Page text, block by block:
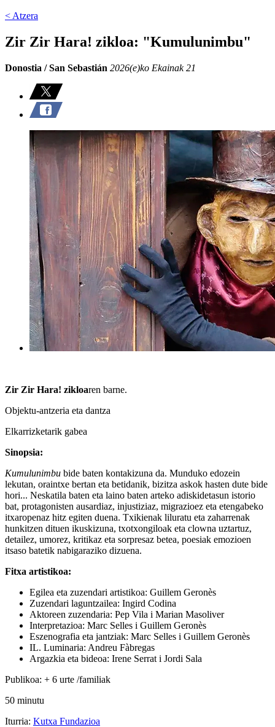
< Atzera
Zir Zir Hara! zikloa: "Kumulunimbu"
Donostia / San Sebastián 2026(e)ko Ekainak 21
Zir Zir Hara! zikloaren barne.
Objektu-antzeria eta dantza
Elkarrizketarik gabea
Sinopsia:
Kumulunimbu bide baten kontakizuna da. Munduko edozein
lekutan, oraintxe bertan eta betidanik, bizitza askok hasten dute bide
hori... Neskatila baten eta laino baten arteko adiskidetasun istorio
bat, protagonisten ausardiaz, injustiziaz, migrazioez eta etengabeko
itxaropenaz hitz egiten duena. Txikienak liluratu eta zaharrenak
hunkitzen dituen ikuskizuna, txotxongiloak eta clowna uztartuz,
detailez, umorez, kritikaz eta sorpresaz betea, poesiak emozioen
itsaso batetik nabigaraziko dizuena.
Fitxa artistikoa:
Egilea eta zuzendari artistikoa: Guillem Geronès
Zuzendari laguntzailea: Ingird Codina
Aktoreen zuzendaria: Pep Vila i Marian Masoliver
Interpretazioa: Marc Selles i Guillem Geronès
Eszenografia eta jantziak: Marc Selles i Guillem Geronès
IL. Luminaria: Andreu Fàbregas
Argazkia eta bideoa: Irene Serrat i Jordi Sala
Publikoa: + 6 urte /familiak
50 minutu
Iturria: Kutxa Fundazioa